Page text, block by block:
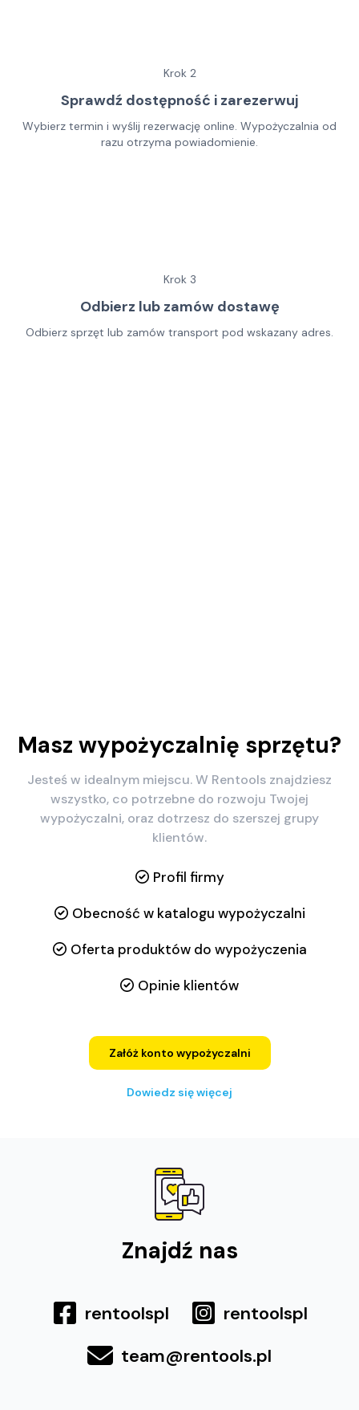
Krok 2
Sprawdź dostępność i zarezerwuj
Wybierz termin i wyślij rezerwację online. Wypożyczalnia od
razu otrzyma powiadomienie.
Krok 3
Odbierz lub zamów dostawę
Odbierz sprzęt lub zamów transport pod wskazany adres.
Masz wypożyczalnię sprzętu?
Jesteś w idealnym miejscu. W Rentools znajdziesz
wszystko, co potrzebne do rozwoju Twojej
wypożyczalni, oraz dotrzesz do szerszej grupy
klientów.
Profil firmy
Obecność w katalogu wypożyczalni
Oferta produktów do wypożyczenia
Opinie klientów
Załóż konto wypożyczalni
Dowiedz się więcej
Znajdź nas
rentoolspl
rentoolspl
team@rentools.pl